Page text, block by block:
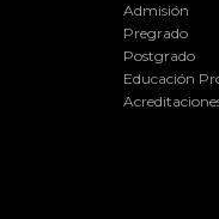
Admisión
Pregrado
Postgrado
Educación